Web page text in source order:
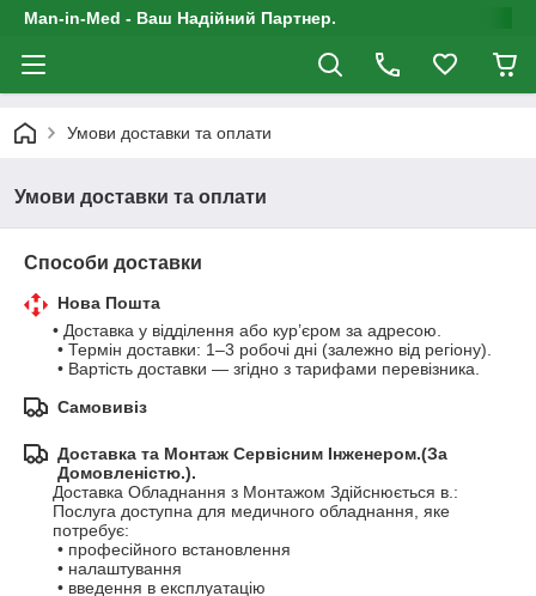
Man-in-Med - Ваш Надійний Партнер.
Умови доставки та оплати
Умови доставки та оплати
Способи доставки
Нова Пошта
• Доставка у відділення або кур’єром за адресою.
• Вартість доставки — згідно з тарифами перевізника.
Самовивіз
Доставка та Монтаж Сервісним Інженером.(За
Домовленістю.).
Доставка Обладнання з Монтажом Здійснюється в.:
Послуга доступна для медичного обладнання, яке
потребує: